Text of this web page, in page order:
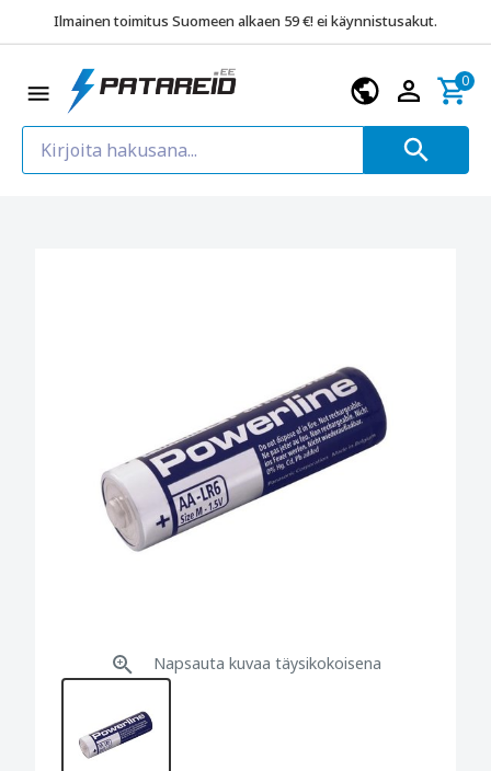
Ilmainen toimitus Suomeen alkaen 59 €! ei käynnistusakut.
0
Napsauta kuvaa täysikokoisena